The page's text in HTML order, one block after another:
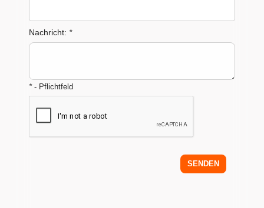
Nachricht: *
*- Pflichtfeld
SENDEN